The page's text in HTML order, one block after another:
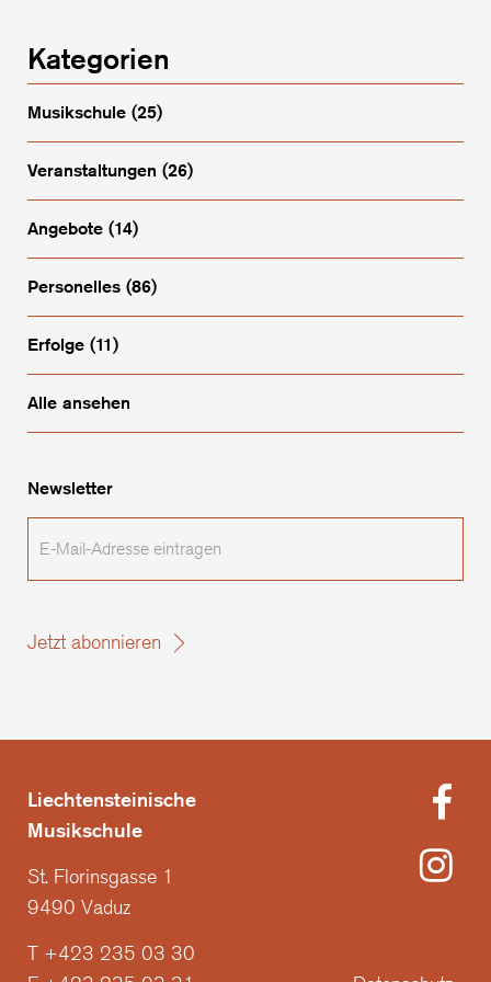
Kategorien
Musikschule (25)
Veranstaltungen (26)
Angebote (14)
Personelles (86)
Erfolge (11)
Alle ansehen
Newsletter
Mail-
Adresse
Jetzt abonnieren
Liechtensteinische
Musikschule
St. Florinsgasse 1
9490 Vaduz
T +423 235 03 30